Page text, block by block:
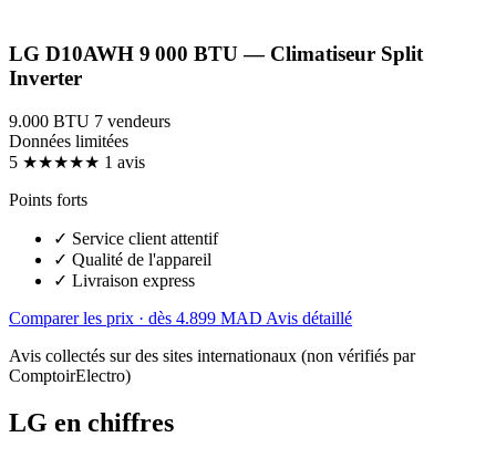
LG D10AWH 9 000 BTU — Climatiseur Split
Inverter
9.000 BTU 7 vendeurs
Données limitées
5 ★★★★★ 1 avis
Points forts
✓ Service client attentif
✓ Qualité de l'appareil
✓ Livraison express
Comparer les prix · dès 4.899 MAD Avis détaillé
Avis collectés sur des sites internationaux (non vérifiés par
ComptoirElectro)
LG en chiffres